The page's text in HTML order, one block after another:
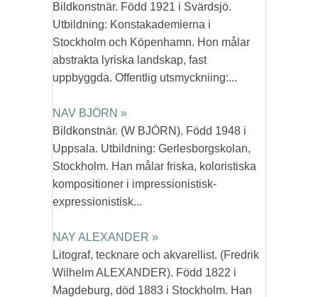
Bildkonstnär. Född 1921 i Svärdsjö.
Utbildning: Konstakademierna i
Stockholm och Köpenhamn. Hon målar
abstrakta lyriska landskap, fast
uppbyggda. Offentlig utsmyckniing:...
NAV BJÖRN »
Bildkonstnär. (W BJÖRN). Född 1948 i
Uppsala. Utbildning: Gerlesborgskolan,
Stockholm. Han målar friska, koloristiska
kompositioner i impressionistisk-
expressionistisk...
NAY ALEXANDER »
Litograf, tecknare och akvarellist. (Fredrik
Wilhelm ALEXANDER). Född 1822 i
Magdeburg, död 1883 i Stockholm. Han